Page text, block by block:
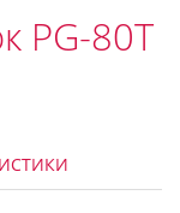
PG-80T